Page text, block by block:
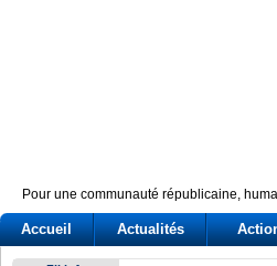
Pour une communauté républicaine,
Accueil Actualités